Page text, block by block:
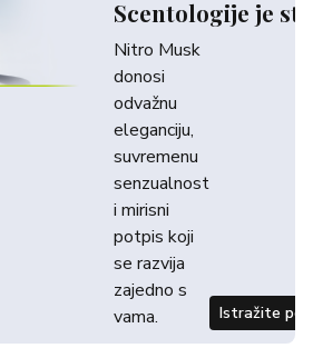
Scentologije je
Nitro Musk
donosi
odvažnu
eleganciju,
suvremenu
senzualnost
i mirisni
potpis koji
se razvija
zajedno s
vama.
Istražite